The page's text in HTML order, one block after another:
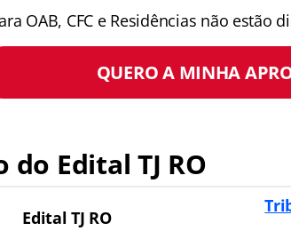
OAB, CFC e Residências não estão
QUERO A MINHA
do Edital TJ RO
Edital TJ RO